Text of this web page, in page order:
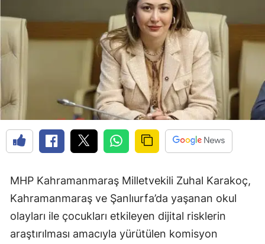
MHP Kahramanmaraş Milletvekili Zuhal Karakoç,
Kahramanmaraş ve Şanlıurfa’da yaşanan okul
olayları ile çocukları etkileyen dijital risklerin
araştırılması amacıyla yürütülen komisyon